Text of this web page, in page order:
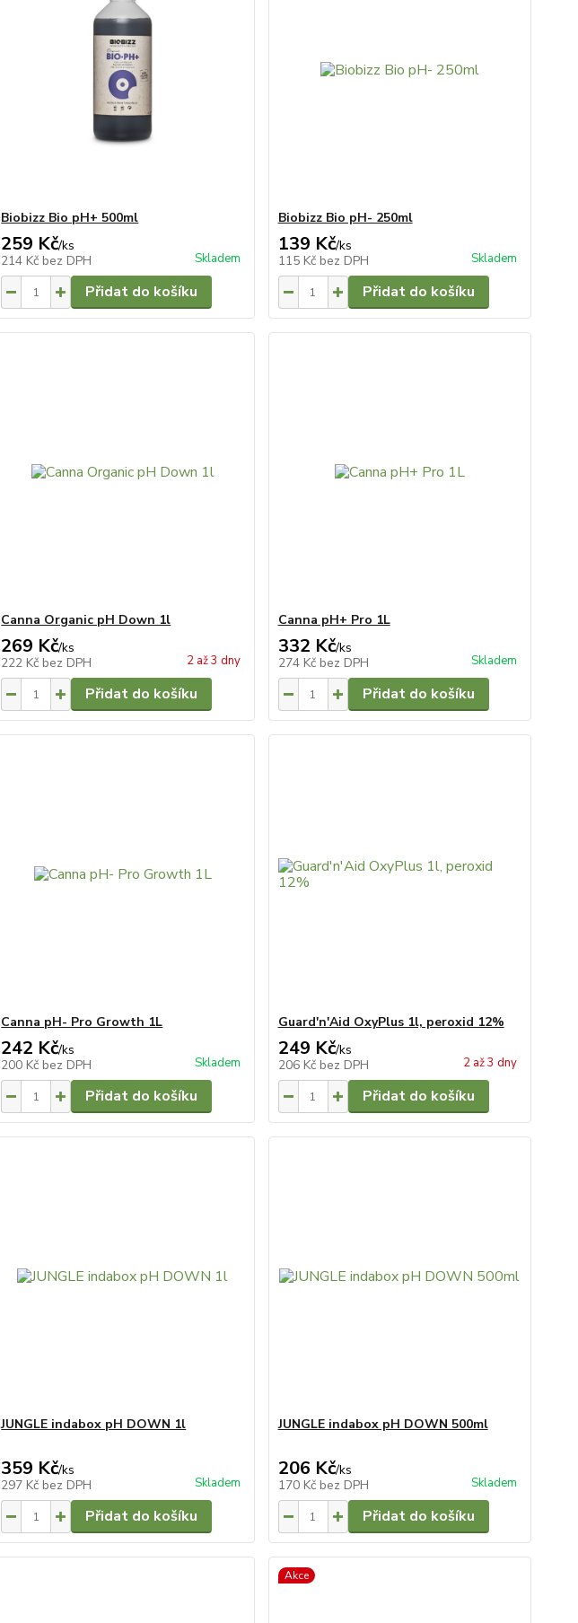
Biobizz Bio pH+ 500ml
259 Kč/ks
214 Kč bez DPH Skladem
Přidat do košíku
Biobizz Bio pH- 250ml
139 Kč/ks
115 Kč bez DPH Skladem
Přidat do košíku
Canna Organic pH Down 1l
269 Kč/ks
222 Kč bez DPH 2 až 3 dny
Přidat do košíku
Canna pH+ Pro 1L
332 Kč/ks
274 Kč bez DPH Skladem
Přidat do košíku
Canna pH- Pro Growth 1L
242 Kč/ks
200 Kč bez DPH Skladem
Přidat do košíku
Guard'n'Aid OxyPlus 1l, peroxid 12%
249 Kč/ks
206 Kč bez DPH 2 až 3 dny
Přidat do košíku
JUNGLE indabox pH DOWN 1l
359 Kč/ks
297 Kč bez DPH Skladem
Přidat do košíku
JUNGLE indabox pH DOWN 500ml
206 Kč/ks
170 Kč bez DPH Skladem
Přidat do košíku
Akce